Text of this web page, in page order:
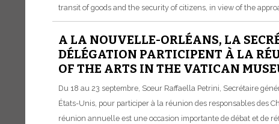
transit of goods and the security of citizens, in view of the
A LA NOUVELLE-ORLÉANS, LA
DÉLÉGATION PARTICIPENT À LA
OF THE ARTS IN THE VATICAN
Du 18 au 23 septembre, Sœur Raffaella Petrini, Secrétaire
États-Unis, pour participer à la réunion des responsables des
réunion annuelle est une occasion importante de débat et de